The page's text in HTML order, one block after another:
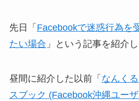
先日「 Facebookで迷惑行為を
たい場合 」という記事を紹介し
昼間に紹介した以前「 なんく
スブック (Facebook沖縄ユー